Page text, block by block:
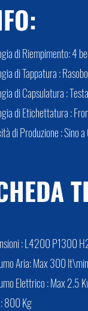
di Riempimento: 4
di Tappatura :
di Capsulatura :
di Etichettatura :
di Produzione : Sino
: L4200 P1300
Aria: Max 300 lt\min
Elettrico : Max 2.5
800 Kg